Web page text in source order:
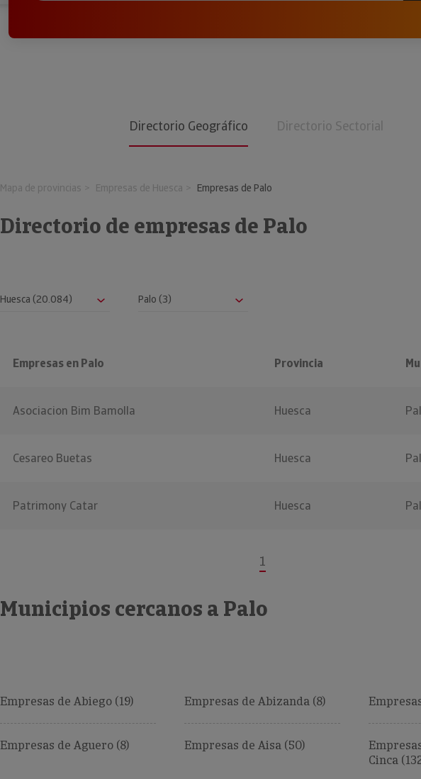
Directorio Geográfico Directorio Sectorial
Mapa de provincias Empresas de Huesca Empresas de Palo
Directorio de empresas de Palo
Empresas en Palo Provincia
Asociacion Bim Bamolla Huesca
Cesareo Buetas Huesca
Patrimony Catar Huesca
1
Municipios cercanos a Palo
Empresas de Abiego (19) Empresas de Abizanda (8)
Empresas de Aguero (8) Empresas de Aisa (50)
Cinca